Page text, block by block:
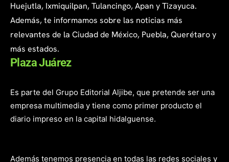
Huejutla, Ixmiquilpan, Tulancingo, Apan y Tizayuca.
Además, te informamos sobre las noticias más
relevantes de la Ciudad de México, Puebla, Querétaro y
más estados.
Plaza Juárez
Es parte del Grupo Editorial Aljibe, que pretende ser una
empresa multimedia y tiene como primer producto el
diario impreso en la capital hidalguense.
Además tenemos presencia en todas las redes sociales y